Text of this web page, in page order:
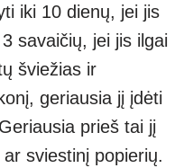
iki 10 dienų, jei jis
savaičių, jei jis ilgai
šviežias ir
geriausia jį įdėti
prieš tai jį
sviestinį popierių.